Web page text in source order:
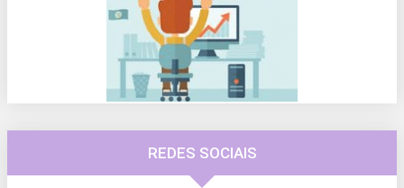
REDES SOCIAIS